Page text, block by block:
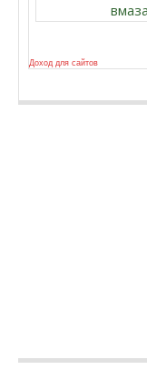
Доход для сайтов